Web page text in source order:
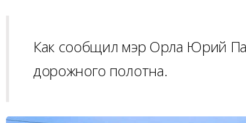
Как сообщил мэр Орла Юрий
дорожного полотна.